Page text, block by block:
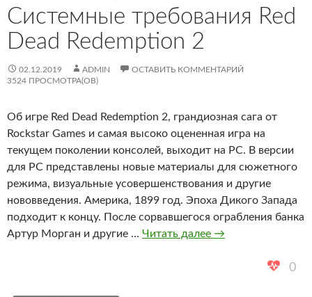
Системные требования Red
Dead Redemption 2
02.12.2019 ADMIN
ОСТАВИТЬ КОММЕНТАРИЙ
3524 ПРОСМОТРА(ОВ)
Об игре Red Dead Redemption 2, грандиозная сага от
Rockstar Games и самая высоко оцененная игра на
текущем поколении консолей, выходит на PC. В версии
для PC представлены новые материалы для сюжетного
режима, визуальные усовершенствования и другие
нововведения. Америка, 1899 год. Эпоха Дикого Запада
подходит к концу. После сорвавшегося ограбления банка
Артур Морган и другие … Читать далее Системные
→
0